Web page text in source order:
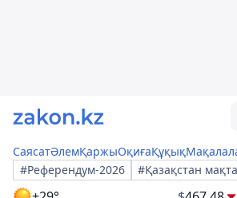
СаясатӘлемҚаржыОқиғаҚұқық
#Референдум-2026
#Қазақстан